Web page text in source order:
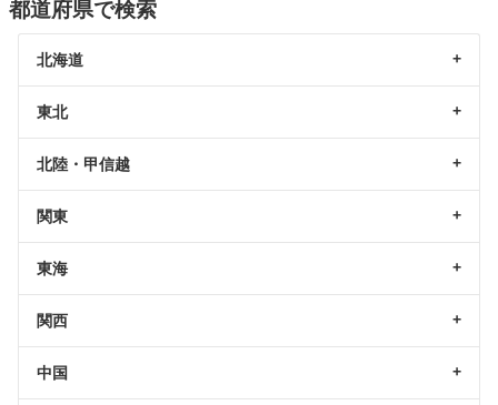
都道府県で検索
北海道
東北
北陸・甲信越
関東
東海
関西
中国